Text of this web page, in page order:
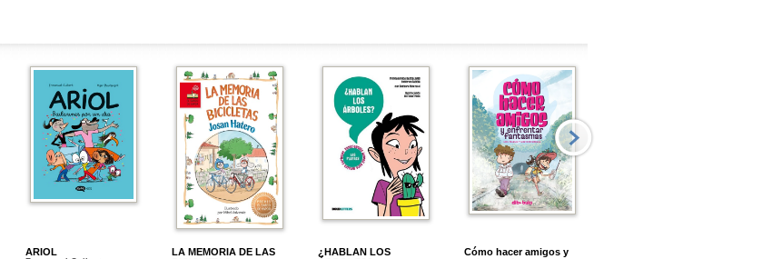
ARIOL
LA MEMORIA DE LAS
¿HABLAN LOS
Cómo hacer amigos y